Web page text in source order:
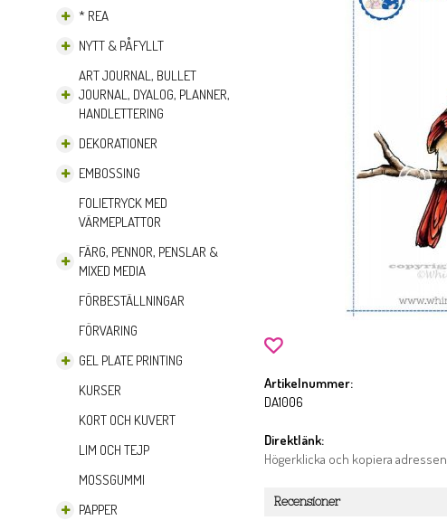
* REA
NYTT & PÅFYLLT
ART JOURNAL, BULLET
JOURNAL, DYALOG, PLANNER,
HANDLETTERING
DEKORATIONER
EMBOSSING
FOLIETRYCK MED
VÄRMEPLATTOR
FÄRG, PENNOR, PENSLAR &
MIXED MEDIA
FÖRBESTÄLLNINGAR
FÖRVARING
GEL PLATE PRINTING
KURSER
KORT OCH KUVERT
LIM OCH TEJP
MOSSGUMMI
PAPPER
Artikelnummer:
DA1006
Direktlänk:
Högerklicka och kopiera adressen
Recensioner